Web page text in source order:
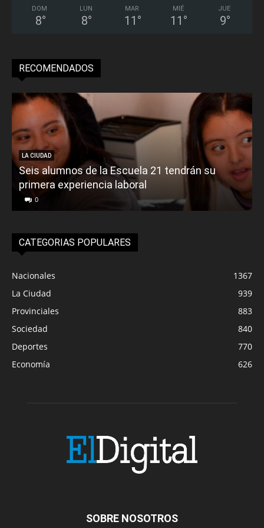
DOM
8°
LUN
8°
MAR
11 °
MIÉ
11 °
JUE
9°
RECOMENDADOS
LA CIUDAD
Seis alumnos de la Escuela 21 tendrán su
primera experiencia laboral
0
CATEGORIAS POPULARES
Nacionales
1367
La Ciudad
939
Provinciales
883
Sociedad
840
Deportes
770
Economía
626
SOBRE NOSOTROS